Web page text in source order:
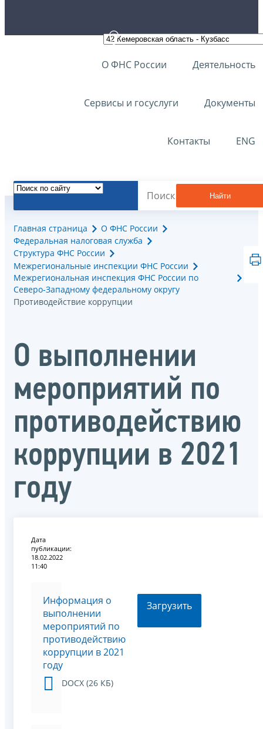
О ФНС России Деятельность
Сервисы и госуслуги Документы
Контакты ENG
Найти
Главная страница
О ФНС России
Федеральная налоговая служба
Структура ФНС России
Межрегиональные инспекции ФНС России
Межрегиональная инспекция ФНС России по
Северо-Западному федеральному округу
Противодействие коррупции
О выполнении
мероприятий по
противодействию
коррупции в 2021
году
Дата
публикации:
18.02.2022
11:40
Информация о
выполнении
мероприятий по
противодействию
коррупции в 2021
году
DOCX (26 КБ)
Загрузить